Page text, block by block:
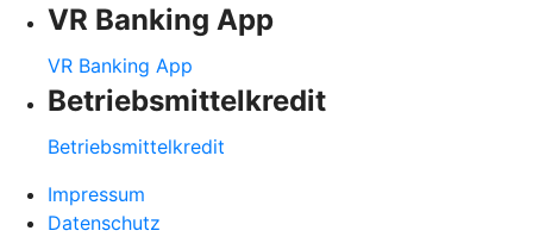
VR Banking App
VR Banking App
Betriebsmittelkredit
Betriebsmittelkredit
Impressum
Datenschutz